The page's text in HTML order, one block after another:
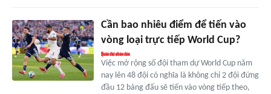
Cần bao nhiêu điểm để tiến vào
vòng loại trực tiếp World Cup?
Việc mở rộng số đội tham dự World Cup năm
nay lên 48 đội có nghĩa là không chỉ 2 đội đứng
đầu 12 bảng đấu sẽ tiến vào vòng tiếp theo,